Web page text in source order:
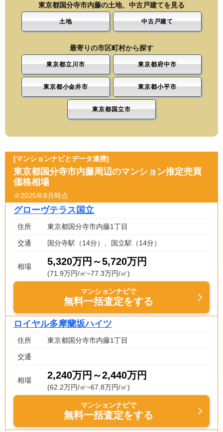
東京都国分寺市内藤の土地、中古戸建てを見る
土地 中古戸建て
最寄りの市区町村から探す
東京都立川市 東京都府中市
東京都小金井市 東京都小平市
東京都国立市
[マンションナビとデータ連携]
東京都国分寺市内藤周辺のマンション推定売買
価格相場
※2025年8月時点
グローヴテラス国立
住所 東京都国分寺市内藤1丁目
交通 国分寺駅（14分）、国立駅（14分）
相場 5,320万円～5,720万円
(71.9万円/㎡~77.3万円/㎡)
マンションナビで
無料一括査定をする
ロイヤル多摩蘭坂ハイツ
住所 東京都国分寺市内藤1丁目
交通
相場 2,240万円～2,440万円
(62.2万円/㎡~67.8万円/㎡)
マンションナビで
無料一括査定をする